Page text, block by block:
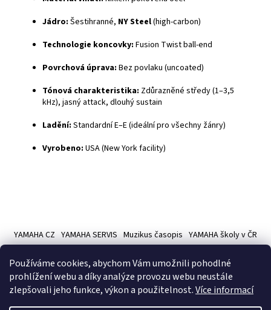
Používáme cookies, abychom Vám umožnili pohodlné
prohlížení webu a díky analýze provozu webu neustále
zlepšovali jeho funkce, výkon a použitelnost.Více informací
Jádro: Šestihranné, NY Steel(high-carbon)
Technologie koncovky: Fusion Twist ball-end
Povrchová úprava: Bez povlaku (uncoated)
Tónová charakteristika: Zdůrazněné středy (1–3,5
kHz), jasný attack, dlouhý sustain
Ladění: Standardní E–E (ideální pro všechny žánry)
Vyrobeno: USA (New York facility)
p
YAMAHA CZ YAMAHA SERVIS Muzikus časopis YAMAHA školy v ČR